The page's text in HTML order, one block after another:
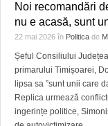
Noi recomandări
nu e acasă, sunt
22 mai 2026 în Politica de
Șeful Consiliului
primarului Timișoarei,
lipsa sa ”sunt unii care
Replica urmează
ingerințe politice,